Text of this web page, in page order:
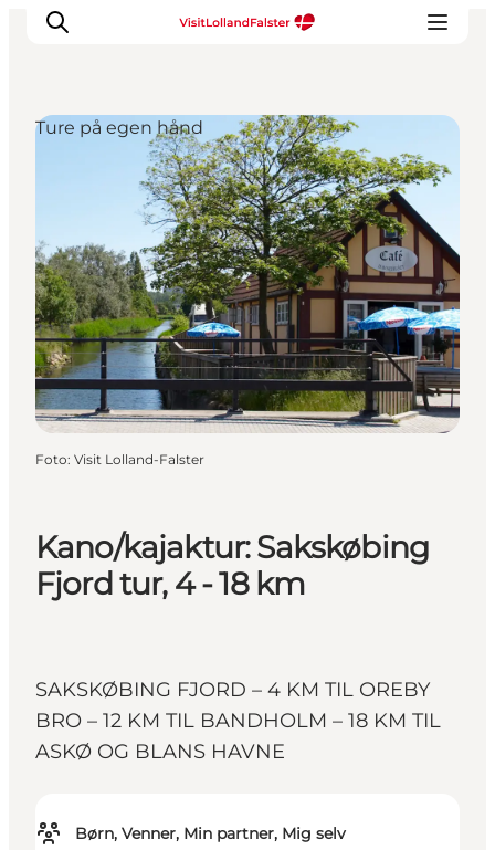
Oplevelser
I naturen
For børn
Kultur
Gastronomi
Planlæg din ferie
Kano/kajaktur: Sakskøbing
Fjord tur, 4 - 18 km
SAKSKØBING FJORD – 4 KM TIL OREBY
BRO – 12 KM TIL BANDHOLM – 18 KM TIL
ASKØ OG BLANS HAVNE
Børn, Venner, Min partner, Mig selv
Ture på egen hånd
Foto: Visit Lolland-Falster